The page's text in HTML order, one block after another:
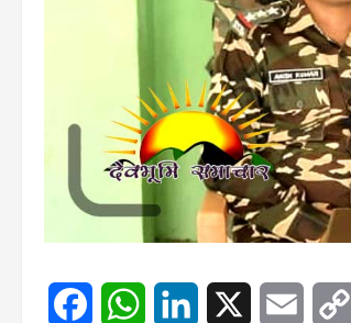
FacebookWhatsAppLinkedIn Email